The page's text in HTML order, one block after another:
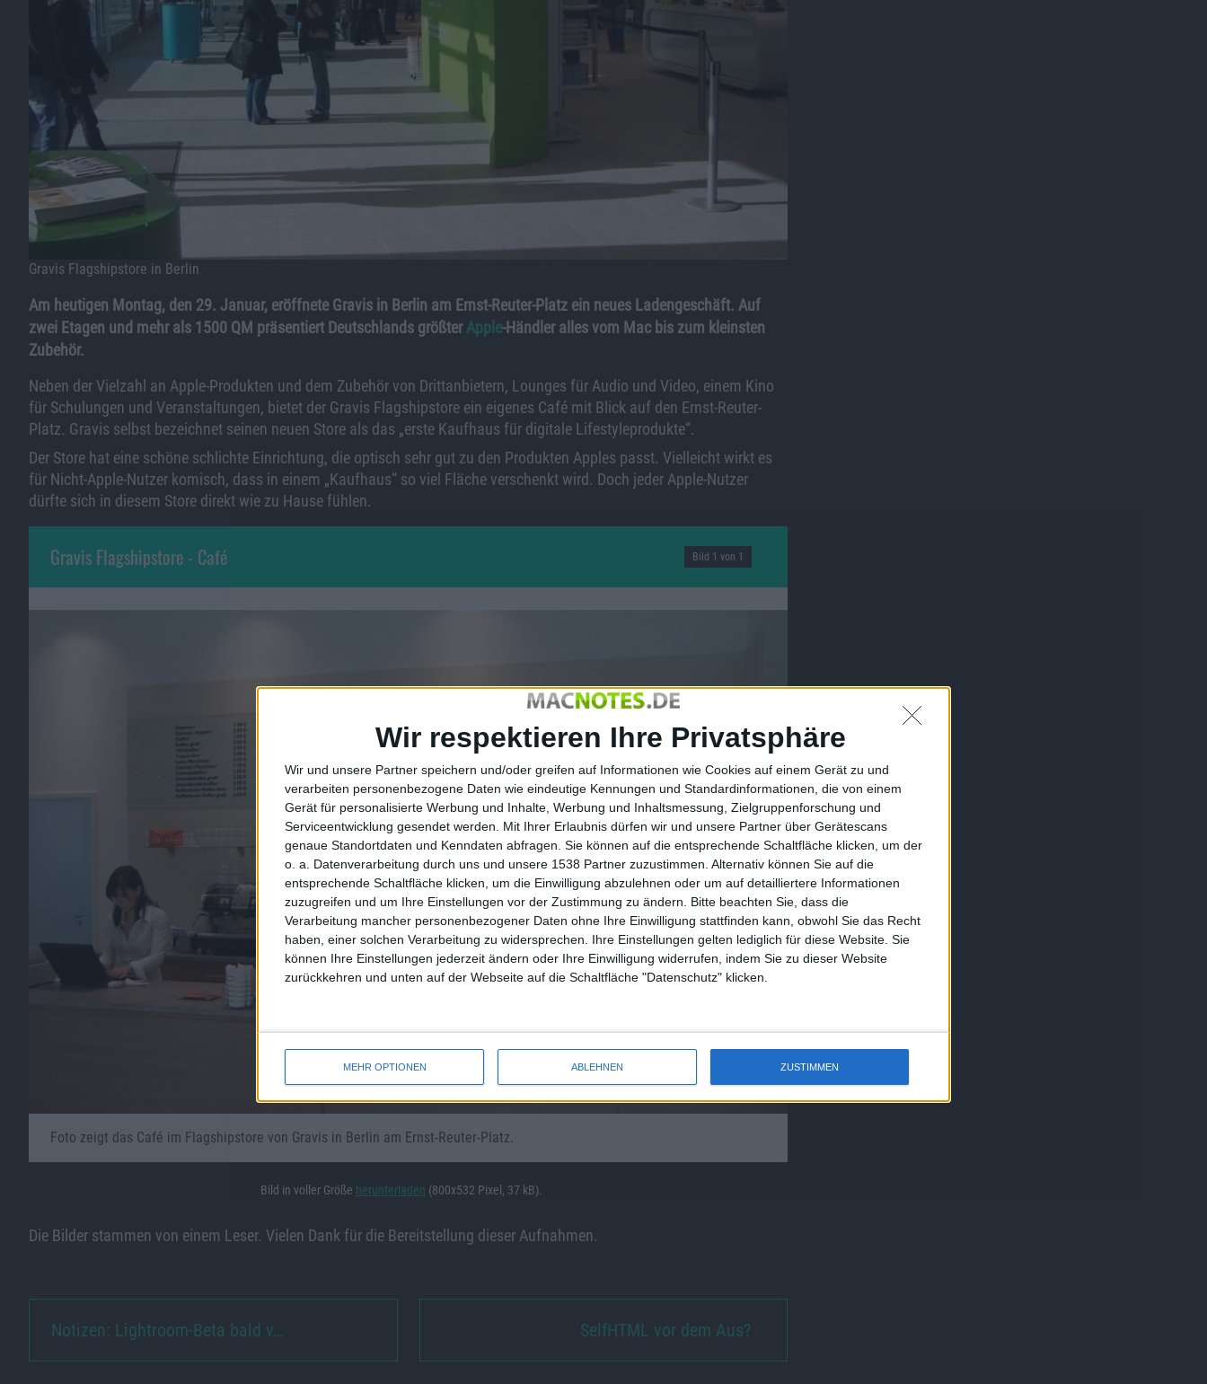
Wir respektieren Ihre Privatsphäre
Wir und unsere Partner speichern und/oder greifen auf Informationen wie Cookies auf einem Gerät zu und
verarbeiten personenbezogene Daten wie eindeutige Kennungen und Standardinformationen, die von einem
Gerät für personalisierte Werbung und Inhalte, Werbung und Inhaltsmessung, Zielgruppenforschung und
Serviceentwicklung gesendet werden.
Mit Ihrer Erlaubnis dürfen wir und unsere Partner über Gerätescans
genaue Standortdaten und Kenndaten abfragen. Sie können auf die entsprechende Schaltfläche klicken, um der
o. a. Datenverarbeitung durch uns und unsere 1538 Partner zuzustimmen. Alternativ können Sie auf die
entsprechende Schaltfläche klicken, um die Einwilligung abzulehnen oder um auf detailliertere Informationen
zuzugreifen und um Ihre Einstellungen vor der Zustimmung zu ändern.
Bitte beachten Sie, dass die
Verarbeitung mancher personenbezogener Daten ohne Ihre Einwilligung stattfinden kann, obwohl Sie das Recht
haben, einer solchen Verarbeitung zu widersprechen. Ihre Einstellungen gelten lediglich für diese Website. Sie
können Ihre Einstellungen jederzeit ändern oder Ihre Einwilligung widerrufen, indem Sie zu dieser Website
zurückkehren und unten auf der Webseite auf die Schaltfläche "Datenschutz" klicken.
MEHR OPTIONEN ABLEHNEN ZUSTIMMEN
Gravis Flagshipstore in Berlin
Am heutigen Montag, den 29. Januar, eröffnete Gravis in Berlin am Ernst-Reuter-Platz ein neues Ladengeschäft. Auf
zwei Etagen und mehr als 1500 QM präsentiert Deutschlands größterApple-Händler alles vom Mac bis zum kleinsten
Zubehör.
Neben der Vielzahl an Apple-Produkten und dem Zubehör von Drittanbietern, Lounges für Audio und Video, einem Kino
für Schulungen und Veranstaltungen, bietet der Gravis Flagshipstore ein eigenes Café mit Blick auf den Ernst-Reuter-
Platz. Gravis selbst bezeichnet seinen neuen Store als das „erste Kaufhaus für digitale Lifestyleprodukte“.
Der Store hat eine schöne schlichte Einrichtung, die optisch sehr gut zu den Produkten Apples passt. Vielleicht wirkt es
für Nicht-Apple-Nutzer komisch, dass in einem „Kaufhaus“ so viel Fläche verschenkt wird. Doch jeder Apple-Nutzer
dürfte sich in diesem Store direkt wie zu Hause fühlen.
Gravis Flagshipstore - Café Bild 1 von 1
Foto zeigt das Café im Flagshipstore von Gravis in Berlin am Ernst-Reuter-Platz.
Bild in voller Größe herunterladen (800x532 Pixel, 37 kB).
Die Bilder stammen von einem Leser. Vielen Dank für die Bereitstellung dieser Aufnahmen.
Notizen: Lightroom-Beta bald v… SelfHTML vor dem Aus?